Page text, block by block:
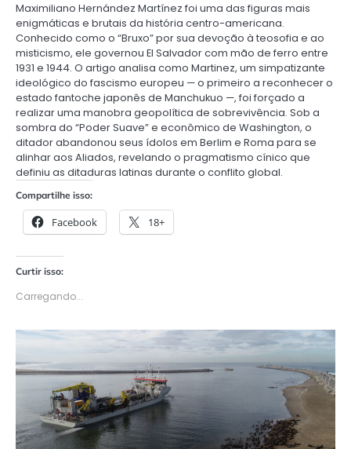
Maximiliano Hernández Martínez foi uma das figuras mais
enigmáticas e brutais da história centro-americana.
Conhecido como o “Bruxo” por sua devoção à teosofia e ao
misticismo, ele governou El Salvador com mão de ferro entre
1931 e 1944. O artigo analisa como Martinez, um simpatizante
ideológico do fascismo europeu — o primeiro a reconhecer o
estado fantoche japonês de Manchukuo —, foi forçado a
realizar uma manobra geopolítica de sobrevivência. Sob a
sombra do “Poder Suave” e econômico de Washington, o
ditador abandonou seus ídolos em Berlim e Roma para se
alinhar aos Aliados, revelando o pragmatismo cínico que
definiu as ditaduras latinas durante o conflito global.
Compartilhe isso:
Facebook 18+
Curtir isso:
Carregando...